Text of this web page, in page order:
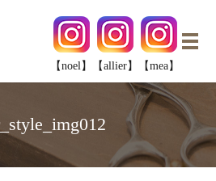
メ
【noel】
【allier】 【mea】